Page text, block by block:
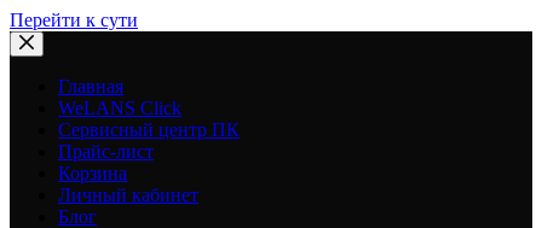
Перейти к сути
Главная
WeLANS Click
Сервисный центр ПК
Прайс-лист
Корзина
Личный кабинет
Блог